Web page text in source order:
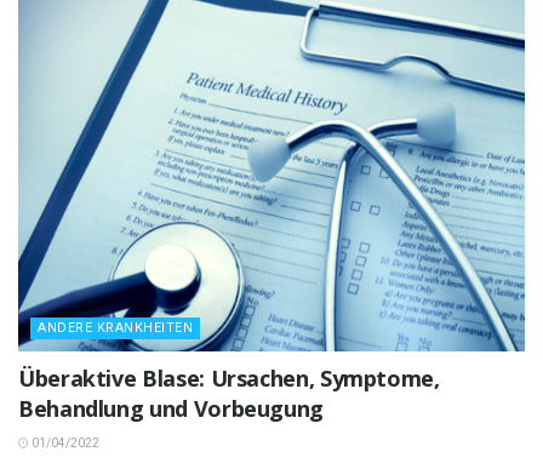
ANDERE KRANKHEITEN
Überaktive Blase: Ursachen, Symptome,
Behandlung und Vorbeugung
01/04/2022